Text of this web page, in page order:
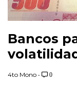
Bancos
4to Mono • 0